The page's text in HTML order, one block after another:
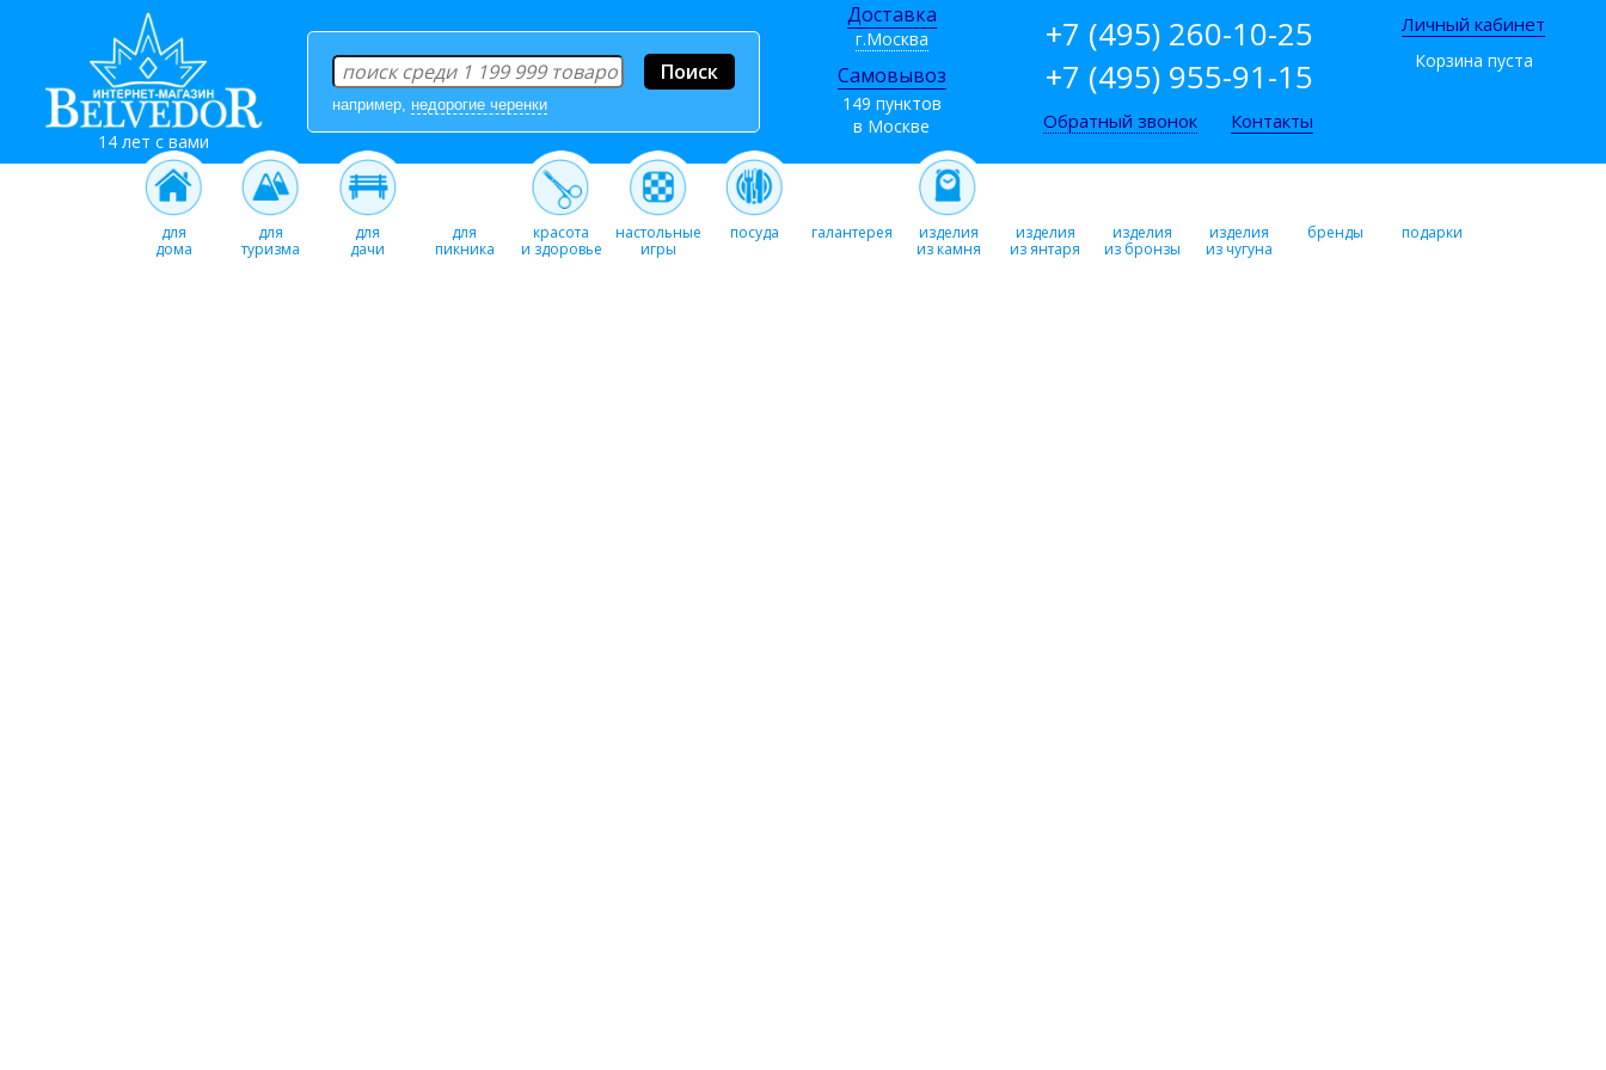
14 лет с вами
например, недорогие черенки
Доставка
г.Москва
Самовывоз
149 пунктов
в Москве
+7 (495) 260-10-25
+7 (495) 955-91-15
Обратный звонок Контакты
Личный кабинет
Корзина пуста
для
дома
для
туризма
для
дачи
для
пикника
красота
и здоровье
настольные
игры
посуда галантерея
изделия
из камня
изделия
из янтаря
изделия
из бронзы
изделия
из чугуна
бренды подарки